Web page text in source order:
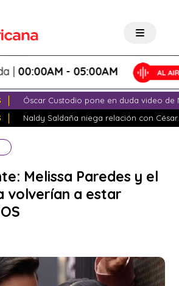
- 05:00AM
Óscar Custodio pone en duda video de
Naldy Saldaña niega relación con
Melissa Paredes y el
volverían a estar